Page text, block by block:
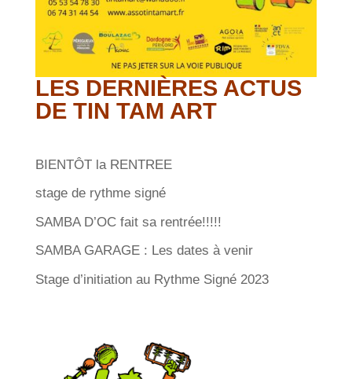
LES DERNIÈRES ACTUS
DE TIN TAM ART
BIENTÔT la RENTREE
stage de rythme signé
SAMBA D’OC fait sa rentrée!!!!!
SAMBA GARAGE : Les dates à venir
Stage d’initiation au Rythme Signé 2023